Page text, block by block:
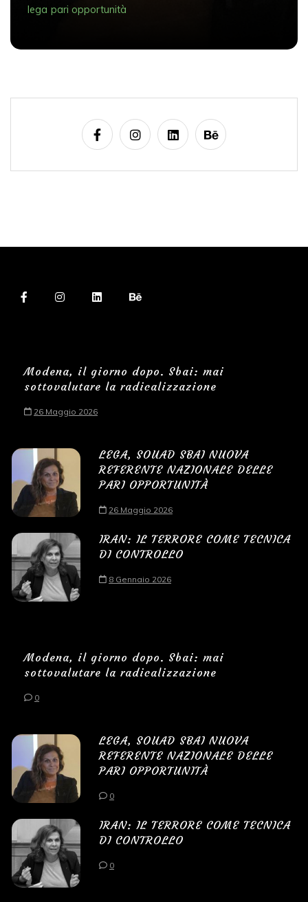
lega pari opportunità
Modena, il giorno dopo. Sbai: mai
sottovalutare la radicalizzazione
26 Maggio 2026
LEGA, SOUAD SBAI NUOVA
REFERENTE NAZIONALE DELLE
PARI OPPORTUNITÀ
26 Maggio 2026
IRAN: IL TERRORE COME TECNICA
DI CONTROLLO
8 Gennaio 2026
Modena, il giorno dopo. Sbai: mai
sottovalutare la radicalizzazione
0
LEGA, SOUAD SBAI NUOVA
REFERENTE NAZIONALE DELLE
PARI OPPORTUNITÀ
0
IRAN: IL TERRORE COME TECNICA
DI CONTROLLO
0